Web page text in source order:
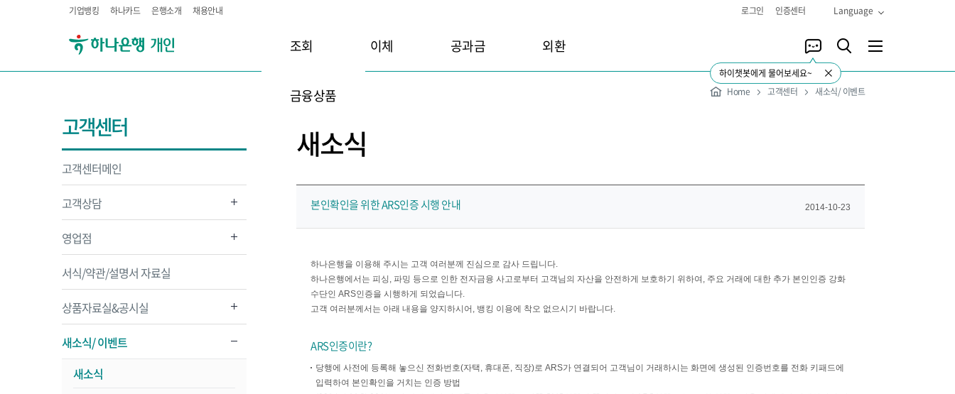
기업뱅킹 하나카드 은행소개 채용안내 로그인 인증센터 Language
조회 이체 공과금 외환
금융상품
하이챗봇에게 물어보세요~
고객센터
고객센터메인
고객상담
영업점
서식/약관/설명서 자료실
상품자료실&공시실
새소식/ 이벤트
새소식
Home 고객센터 새소식/ 이벤트
새소식
본인확인을 위한 ARS인증 시행 안내 2014-10-23
하나은행을 이용해 주시는 고객 여러분께 진심으로 감사 드립니다.
하나은행에서는 피싱, 파밍 등으로 인한 전자금융 사고로부터 고객님의 자산을 안전하게 보호하기 위하여, 주요 거래에 대한 추가 본인인증 강화
수단인 ARS인증을 시행하게 되었습니다.
고객 여러분께서는 아래 내용을 양지하시어, 뱅킹 이용에 착오 없으시기 바랍니다.
ARS인증이란?
당행에 사전에 등록해 놓으신 전화번호(자택, 휴대폰, 직장)로 ARS가 연결되어 고객님이 거래하시는 화면에 생성된 인증번호를 전화 키패드에
입력하여 본인확인을 거치는 인증 방법